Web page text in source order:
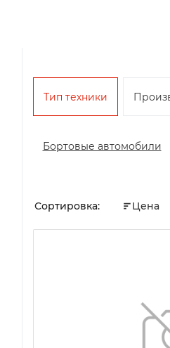
Тип техники
Бортовые автомобили
Сортировка: Цена